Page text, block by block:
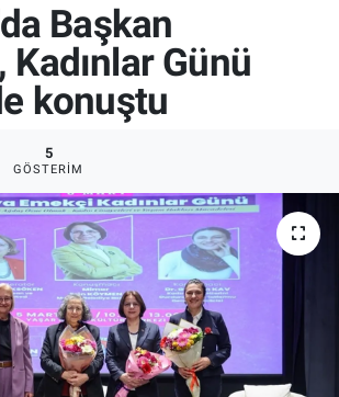
Başkan
Kadınlar Günü
konuştu
5
GÖSTERIM
Durumu ve Fikstür
Haberleri